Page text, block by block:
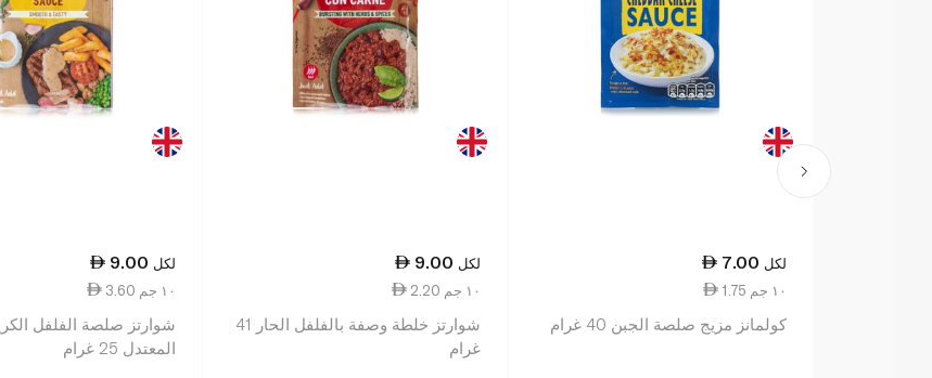
7.00 لكل
1.75 ١٠ جم
كولمانز مزيج صلصة الجبن 40 غرام
9.00 لكل
2.20 ١٠ جم
شوارتز خلطة وصفة بالفلفل الحار 41
غرام
9.00 لكل
3.60 ١٠ جم
شوارتز صلصة الفلفل
المعتدل 25 غرام